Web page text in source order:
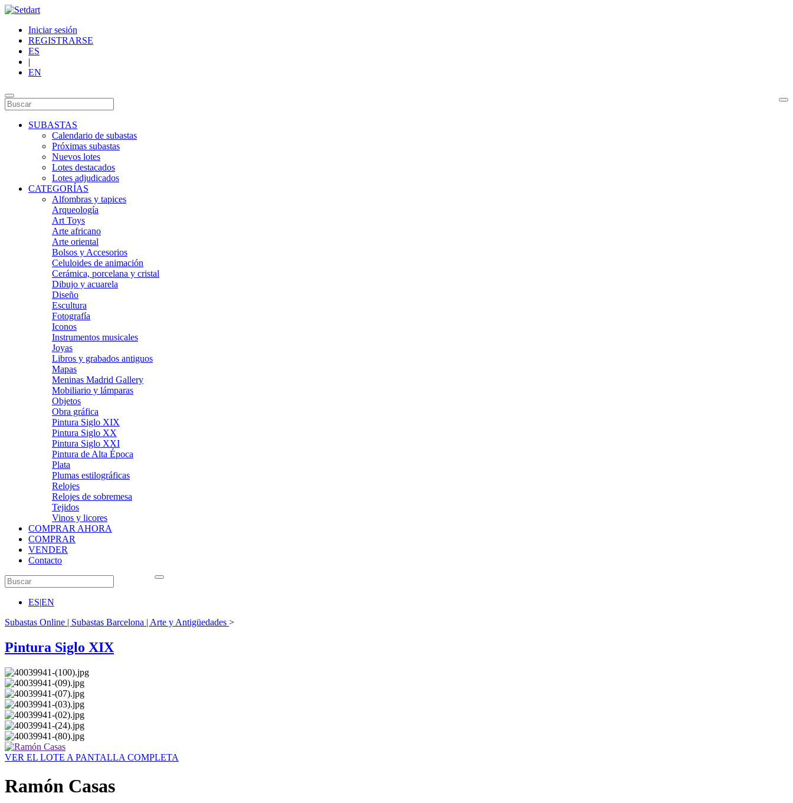
Iniciar sesión
REGISTRARSE
ES
|
EN
SUBASTAS
Calendario de subastas
Próximas subastas
Nuevos lotes
Lotes destacados
Lotes adjudicados
CATEGORÍAS
Alfombras y tapices
Arqueología
Art Toys
Arte africano
Arte oriental
Bolsos y Accesorios
Celuloides de animación
Cerámica, porcelana y cristal
Dibujo y acuarela
Diseño
Escultura
Fotografía
Iconos
Instrumentos musicales
Joyas
Libros y grabados antiguos
Mapas
Meninas Madrid Gallery
Mobiliario y lámparas
Objetos
Obra gráfica
Pintura Siglo XIX
Pintura Siglo XX
Pintura Siglo XXI
Pintura de Alta Época
Plata
Plumas estilográficas
Relojes
Relojes de sobremesa
Tejidos
Vinos y licores
COMPRAR AHORA
COMPRAR
VENDER
Contacto
ES|EN
Subastas Online | Subastas Barcelona | Arte y Antigüedades >
Pintura Siglo XIX
VER EL LOTE A PANTALLA COMPLETA
Ramón Casas